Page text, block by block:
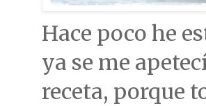
Hace poco he
ya se me
receta, porque